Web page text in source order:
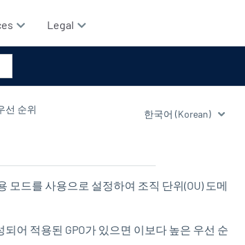
Legal
선 순위
모드를 사용으로 설정하여 조직 단위(OU) 도메
어 적용된 GPO가 있으면 이보다 높은 우선 순